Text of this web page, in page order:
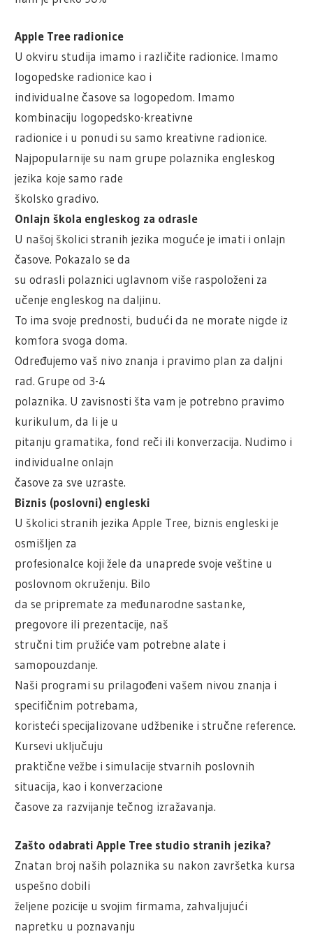
Apple Tree radionice
U okviru studija imamo i različite radionice. Imamo
logopedske radionice kao i
individualne časove sa logopedom. Imamo
kombinaciju logopedsko-kreativne
radionice i u ponudi su samo kreativne radionice.
Najpopularnije su nam grupe polaznika engleskog
jezika koje samo rade
školsko gradivo.
Onlajn škola engleskog za odrasle
U našoj školici stranih jezika moguće je imati i onlajn
časove. Pokazalo se da
su odrasli polaznici uglavnom više raspoloženi za
učenje engleskog na daljinu.
To ima svoje prednosti, budući da ne morate nigde iz
komfora svoga doma.
Određujemo vaš nivo znanja i pravimo plan za daljni
rad. Grupe od 3-4
polaznika. U zavisnosti šta vam je potrebno pravimo
kurikulum, da li je u
pitanju gramatika, fond reči ili konverzacija. Nudimo i
individualne onlajn
časove za sve uzraste.
Biznis (poslovni) engleski
U školici stranih jezika Apple Tree, biznis engleski je
osmišljen za
profesionalce koji žele da unaprede svoje veštine u
poslovnom okruženju. Bilo
da se pripremate za međunarodne sastanke,
pregovore ili prezentacije, naš
stručni tim pružiće vam potrebne alate i
samopouzdanje.
Naši programi su prilagođeni vašem nivou znanja i
specifičnim potrebama,
koristeći specijalizovane udžbenike i stručne reference.
Kursevi uključuju
praktične vežbe i simulacije stvarnih poslovnih
situacija, kao i konverzacione
časove za razvijanje tečnog izražavanja.
Zašto odabrati Apple Tree studio stranih jezika?
Znatan broj naših polaznika su nakon završetka kursa
uspešno dobili
željene pozicije u svojim firmama, zahvaljujući
napretku u poznavanju